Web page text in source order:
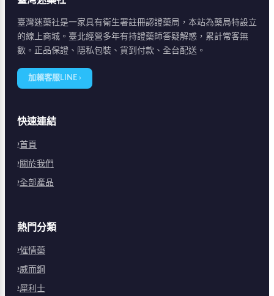
臺灣迷藥社是一家具有衛生署註冊認證藥局，本站為藥局特設立
的線上商城。臺北經營多年有持證藥師答疑解惑，累計常客無
數。正品保證、隱私包裝、貨到付款、全台配送。
加賴客服LINE ›
快速連結
首頁
關於我們
全部產品
熱門分類
催情藥
威而鋼
犀利士